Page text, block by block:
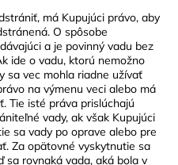
má Kupujúci právo, aby
O spôsobe
a je povinný vadu bez
ide o vadu, ktorú nemožno
sa vec mohla riadne užívať
na výmenu veci alebo má
Tie isté práva prislúchajú
vady, ak však Kupujúci
sa vady po oprave alebo pre
Za opätovné vyskytnutie sa
sa rovnaká vada, aká bola v